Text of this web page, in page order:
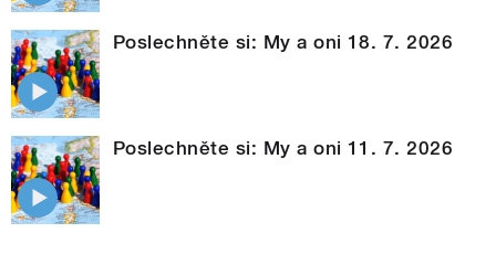
Poslechněte si: My a oni 18. 7. 2026
Poslechněte si: My a oni 11. 7. 2026